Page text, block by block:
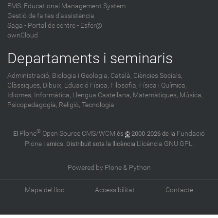
EMS: Educational Management System
Gestió de faltes d'assistència
Saga - Portal de centre - Esfer@
ownCloud
Departaments i seminaris
Administració, Biologia i Geologia, Català, Ciències Socials,
Clàssiques, Dibuix, Eduació Física, Filosofia, Física i Química,
Idiomes, Informàtica, Llengua Castellana, Matemàtiques, Música,
Psicopedagogia, Religió, Tecnologia
El Plone® Open Source CMS/WCM és © 2000-2026 de la Fundació
Plonei amics. Distribuït sota la llicència Llicència GNU GPL.
Powered by Plone & Python
Mapa del lloc Accessibilitat Contacte